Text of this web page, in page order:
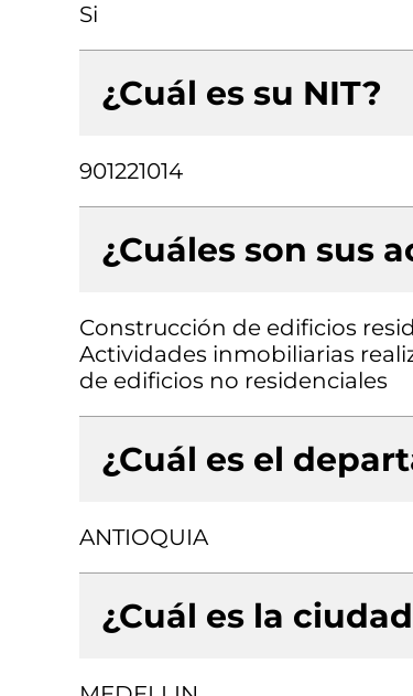
Si
¿Cuál es su NIT?
901221014
¿Cuáles son sus
Construcción de edificios
Actividades inmobiliarias
de edificios no residenciales
¿Cuál es el
ANTIOQUIA
¿Cuál es la